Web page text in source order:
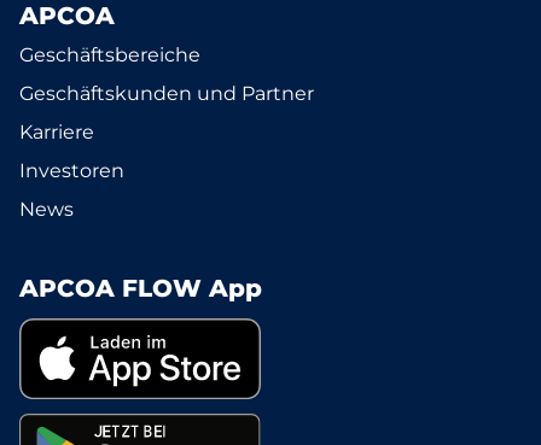
APCOA
Geschäftsbereiche
Geschäftskunden und Partner
Karriere
Investoren
News
APCOA FLOW App